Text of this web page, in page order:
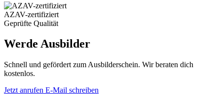
AZAV-zertifiziert
Geprüfte Qualität
Werde Ausbilder
Schnell und gefördert zum Ausbilderschein. Wir beraten dich
kostenlos.
Jetzt anrufen E-Mail schreiben